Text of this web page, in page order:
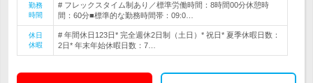
勤務
時間
# フレックスタイム制あり／標準労働時間：8時間00分休憩時
間：60分■標準的な勤務時間帯：09:0…
休日
休暇
# 年間休日123日* 完全週休2日制（土日）* 祝日* 夏季休暇日数：
2日* 年末年始休暇日数：7…